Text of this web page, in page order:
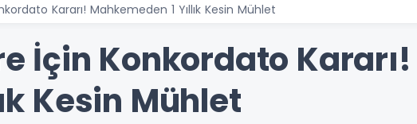
Kararı! Mahkemeden 1 Yıllık Kesin Mühlet
İçin Konkordato Kararı!
Kesin Mühlet